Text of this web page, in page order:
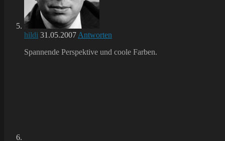
hildi 31.05.2007 Antworten
Spannende Perspektive und coole Farben.